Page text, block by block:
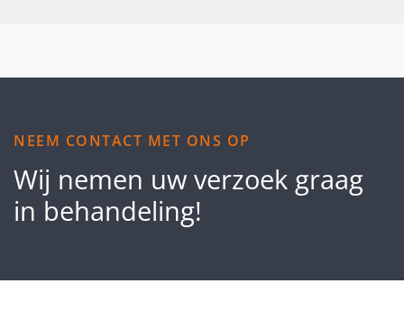
NEEM CONTACT MET ONS OP
Wij nemen uw verzoek graag
in behandeling!